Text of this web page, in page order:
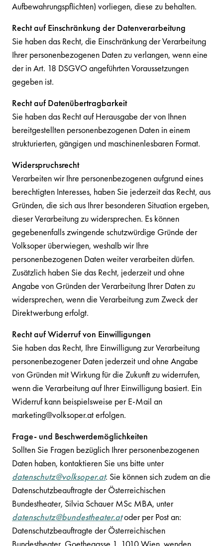
Aufbewahrungspflichten) vorliegen, diese zu behalten.
Recht auf Einschränkung der Datenverarbeitung
Sie haben das Recht, die Einschränkung der Verarbeitung
Ihrer personenbezogenen Daten zu verlangen, wenn eine
der in Art. 18 DSGVO angeführten Voraussetzungen
gegeben ist.
Recht auf Datenübertragbarkeit
Sie haben das Recht auf Herausgabe der von Ihnen
bereitgestellten personenbezogenen Daten in einem
strukturierten, gängigen und maschinenlesbaren Format.
Widerspruchsrecht
Verarbeiten wir Ihre personenbezogenen aufgrund eines
berechtigten Interesses, haben Sie jederzeit das Recht, aus
Gründen, die sich aus Ihrer besonderen Situation ergeben,
dieser Verarbeitung zu widersprechen. Es können
gegebenenfalls zwingende schutzwürdige Gründe der
Volksoper überwiegen, weshalb wir Ihre
personenbezogenen Daten weiter verarbeiten dürfen.
Zusätzlich haben Sie das Recht, jederzeit und ohne
Angabe von Gründen der Verarbeitung Ihrer Daten zu
widersprechen, wenn die Verarbeitung zum Zweck der
Direktwerbung erfolgt.
Recht auf Widerruf von Einwilligungen
Sie haben das Recht, Ihre Einwilligung zur Verarbeitung
personenbezogener Daten jederzeit und ohne Angabe
von Gründen mit Wirkung für die Zukunft zu widerrufen,
wenn die Verarbeitung auf Ihrer Einwilligung basiert. Ein
Widerruf kann beispielsweise per E-Mail an
marketing@volksoper.at erfolgen.
Frage- und Beschwerdemöglichkeiten
Sollten Sie Fragen bezüglich Ihrer personenbezogenen
Daten haben, kontaktieren Sie uns bitte unter
datenschutz@volksoper.at. Sie können sich zudem an die
Datenschutzbeauftragte der Österreichischen
Bundestheater, Silvia Schauer MSc MBA, unter
datenschutz@bundestheater.atoder per Post an:
Datenschutzbeauftragte der Österreichischen